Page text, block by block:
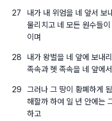
27
내가 내 위엄을 네 앞서 보
물리치고 네 모든 원수들
이며
28
내가 왕벌을 네 앞에 보내
족속과 헷 족속을 네 앞에
29
그러나 그 땅이 황폐하게
해할까 하여 일 년 안에는
하고